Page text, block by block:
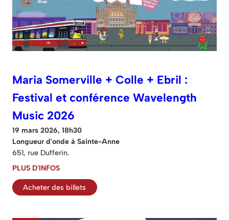
Maria Somerville + Colle + Ebril :
Festival et conférence Wavelength
Music 2026
19 mars 2026, 18h30
Longueur d'onde à Sainte-Anne
651, rue Dufferin.
PLUS D'INFOS
Acheter des billets